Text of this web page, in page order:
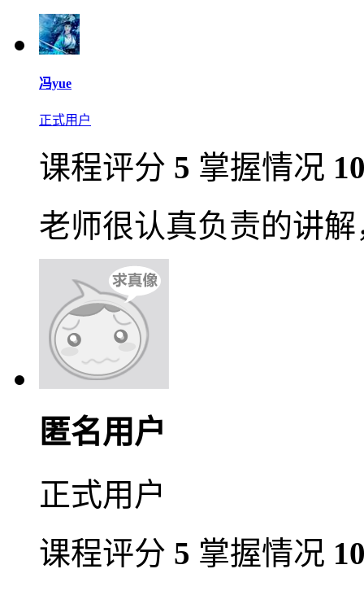
冯yue
正式用户
课程评分 5 掌握情况
老师很认真负责的讲
匿名用户
正式用户
课程评分 5 掌握情况